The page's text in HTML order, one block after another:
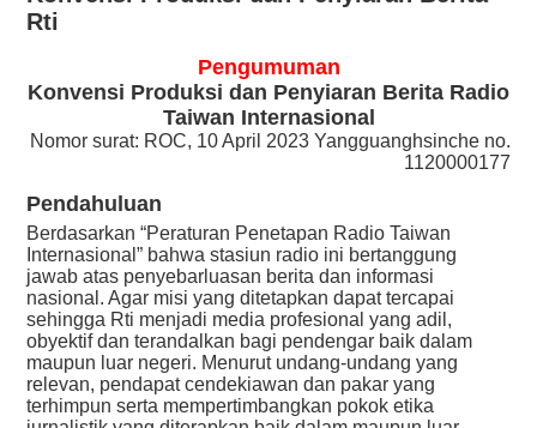
Rti
Pengumuman
Konvensi Produksi dan Penyiaran Berita Radio
Taiwan Internasional
Nomor surat: ROC, 10 April 2023 Yangguanghsinche no.
1120000177
Pendahuluan
Berdasarkan “Peraturan Penetapan Radio Taiwan
Internasional” bahwa stasiun radio ini bertanggung
jawab atas penyebarluasan berita dan informasi
nasional. Agar misi yang ditetapkan dapat tercapai
sehingga Rti menjadi media profesional yang adil,
obyektif dan terandalkan bagi pendengar baik dalam
maupun luar negeri. Menurut undang-undang yang
relevan, pendapat cendekiawan dan pakar yang
terhimpun serta mempertimbangkan pokok etika